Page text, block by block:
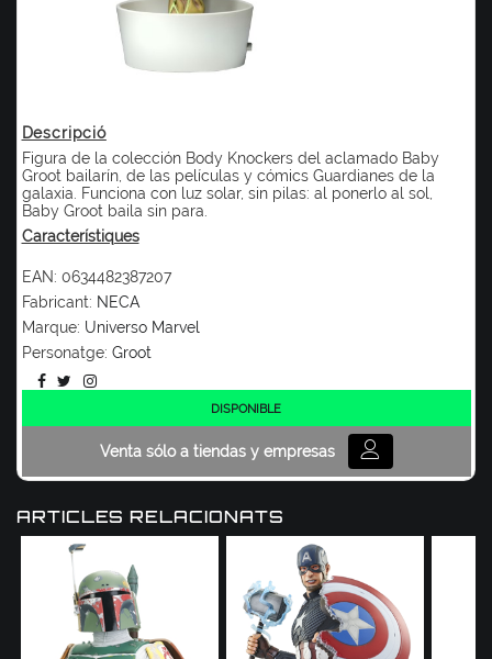
Descripció
Figura de la colección Body Knockers del aclamado Baby
Groot bailarín, de las películas y cómics Guardianes de la
galaxia. Funciona con luz solar, sin pilas: al ponerlo al sol,
Baby Groot baila sin para.
Característiques
EAN: 0634482387207
Fabricant: NECA
Marque: Universo Marvel
Personatge: Groot
DISPONIBLE
Venta sólo a tiendas y empresas
ARTICLES RELACIONATS